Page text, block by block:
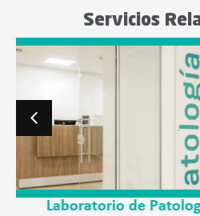
Servicios